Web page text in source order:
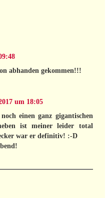
abhanden gekommen!!!
um 18:05
einen ganz gigantischen
ist meiner leider total
war er definitiv! :-D